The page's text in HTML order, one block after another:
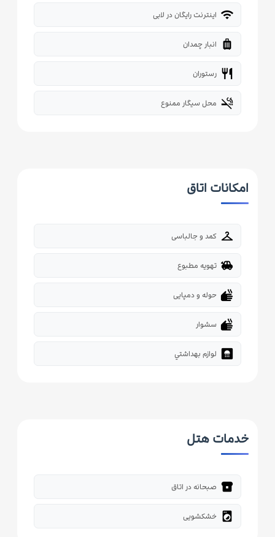
wifi اینترنت رایگان در لابی
luggage انبار چمدان
restaurant رستوران
smoke_free محل سیگار ممنوع
امکانات اتاق
checkroom کمد و جالباسی
toys تهویه مطبوع
dry حوله و دمپایی
dry سشوار
bathroom لوازم بهداشتي
خدمات هتل
breakfast_dining صبحانه در اتاق
local_laundry_service خشکشویی